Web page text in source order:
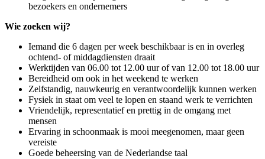
bezoekers en ondernemers
Wie zoeken wij?
Iemand die 6 dagen per week beschikbaar is en in overleg
ochtend- of middagdiensten draait
Werktijden van 06.00 tot 12.00 uur of van 12.00 tot 18.00 uur
Bereidheid om ook in het weekend te werken
Zelfstandig, nauwkeurig en verantwoordelijk kunnen werken
Fysiek in staat om veel te lopen en staand werk te verrichten
Vriendelijk, representatief en prettig in de omgang met
mensen
Ervaring in schoonmaak is mooi meegenomen, maar geen
vereiste
Goede beheersing van de Nederlandse taal